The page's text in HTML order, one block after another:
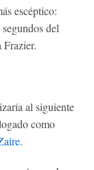
escéptico:
del
Frazier.
al siguiente
como
.